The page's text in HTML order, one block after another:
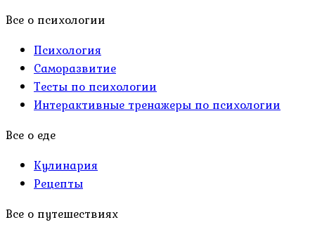
Все о психологии
Психология
Саморазвитие
Тесты по психологии
Интерактивные тренажеры по психологии
Все о еде
Кулинария
Рецепты
Все о путешествиях